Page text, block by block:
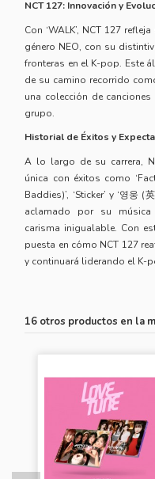
NCT 127: Innovación y
Con ‘WALK’, NCT 127
género NEO, con su
fronteras en el K-pop. Este
de su camino recorrido
una colección de
grupo.
Historial de Éxitos y
A lo largo de su carrera,
única con éxitos como
Baddies)’, ‘Sticker’ y ‘영웅
aclamado por su música
carisma inigualable. Con
puesta en cómo NCT 127
y continuará liderando el K-
16 otros productos en la